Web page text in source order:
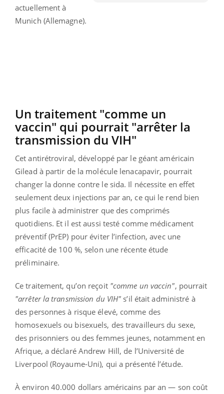
actuellement à
Munich (Allemagne).
Un traitement "comme un
vaccin" qui pourrait "arrêter la
transmission du VIH"
Cet antirétroviral, développé par le géant américain
Gilead à partir de la molécule lenacapavir, pourrait
changer la donne contre le sida. Il nécessite en effet
seulement deux injections par an, ce qui le rend bien
plus facile à administrer que des comprimés
quotidiens. Et il est aussi testé comme médicament
préventif (PrEP) pour éviter l’infection, avec une
efficacité de 100 %, selon une récente étude
préliminaire.
Ce traitement, qu’on reçoit "comme un vaccin", pourrait
"arrêter la transmission du VIH" s’il était administré à
des personnes à risque élevé, comme des
homosexuels ou bisexuels, des travailleurs du sexe,
des prisonniers ou des femmes jeunes, notamment en
Afrique, a déclaré Andrew Hill, de l’Université de
Liverpool (Royaume-Uni), qui a présenté l’étude.
À environ 40.000 dollars américains par an — son coût